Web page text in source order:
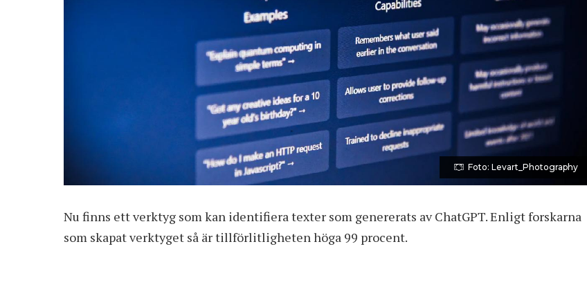
Foto: Levart_Photography
Nu finns ett verktyg somkan identifiera texter som genererats av ChatGPT. Enligt forskarna
som skapat verktyget så är tillförlitligheten höga 99 procent.